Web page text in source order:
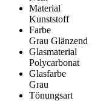
Material
Kunststoff
Farbe
Grau Glänzend
Glasmaterial
Polycarbonat
Glasfarbe
Grau
Tönungsart